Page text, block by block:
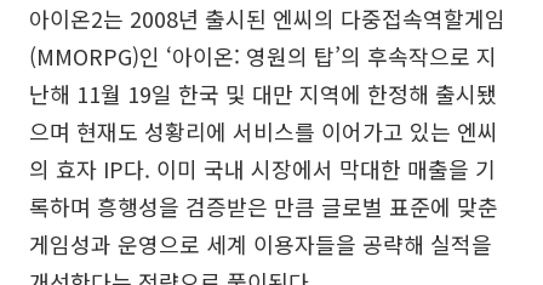
아이온2는 2008년 출시된 엔씨의 다중접속역할게임
(MMORPG)인 ‘아이온: 영원의 탑’의 후속작으로 지
난해 11월 19일 한국 및 대만 지역에 한정해 출시됐
으며 현재도 성황리에 서비스를 이어가고 있는 엔씨
의 효자 IP다. 이미 국내 시장에서 막대한 매출을 기
록하며 흥행성을 검증받은 만큼 글로벌 표준에 맞춘
게임성과 운영으로 세계 이용자들을 공략해 실적을